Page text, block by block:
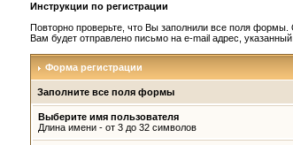
Инструкции по регистрации
Повторно проверьте, что Вы заполнили все поля
Вам будет отправлено письмо на e-mail адрес,
Форма регистрации
Заполните все поля формы
Выберите имя пользователя
Длина имени - от 3 до 32 символов